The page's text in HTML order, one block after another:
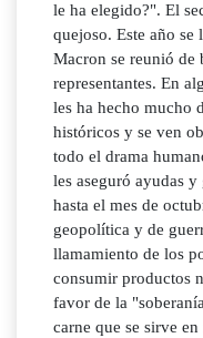
le ha elegido?". El
quejoso. Este año se
Macron se reunió de
representantes. En
les ha hecho mucho
históricos y se ven
todo el drama
les aseguró ayudas
hasta el mes de
geopolítica y de
llamamiento de los
consumir productos
favor de la
carne que se sirve